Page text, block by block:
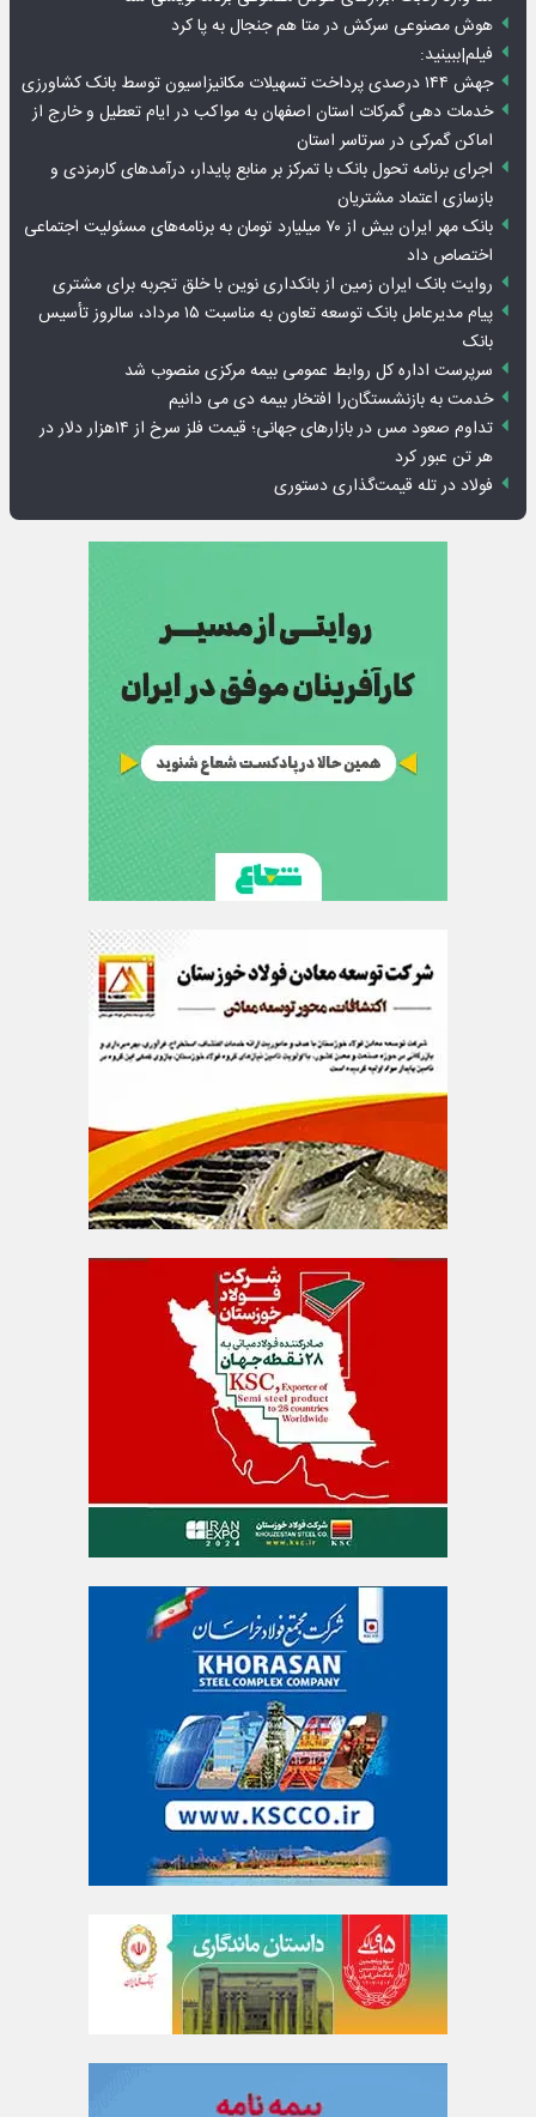
هوش مصنوعی سرکش در متا هم جنجال به پا کرد
فیلم|ببینید:
جهش ۱۴۴ درصدی پرداخت تسهیلات مکانیزاسیون توسط بانک کشاورزی
خدمات دهی گمرکات استان اصفهان به مواکب در ایام تعطیل و خارج از
اماکن گمرکی در سرتاسر استان
اجرای برنامه تحول بانک با تمرکز بر منابع پایدار، درآمدهای کارمزدی و
بازسازی اعتماد مشتریان
بانک مهر ایران بیش از ۷۰ میلیارد تومان به برنامه‌های مسئولیت اجتماعی
اختصاص داد
روایت بانک ایران زمین از بانکداری نوین با خلق تجربه برای مشتری
پیام مدیرعامل بانک توسعه تعاون به مناسبت ۱۵ مرداد، سالروز تأسیس
بانک
سرپرست اداره کل روابط عمومی بیمه مرکزی منصوب شد
خدمت به بازنشستگان‌را افتخار بیمه دی می دانیم
تداوم صعود مس در بازارهای جهانی؛ قیمت فلز سرخ از ۱۴هزار دلار در
هر تن عبور کرد
فولاد در تله قیمت‌گذاری دستوری